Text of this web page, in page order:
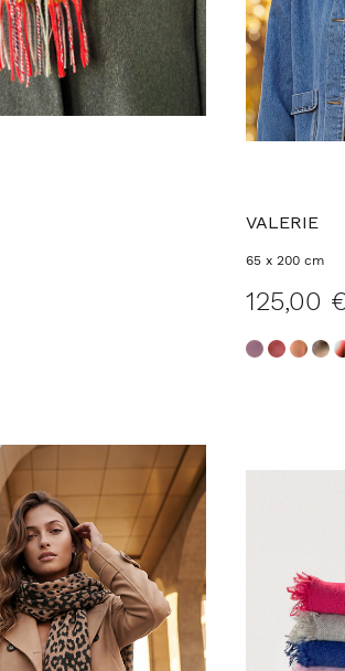
VALERIE
65 x 200 cm
125,00